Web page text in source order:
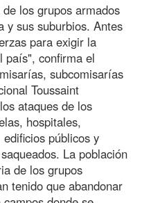
los grupos armados
y sus suburbios. Antes
para exigir la
país", confirma el
subcomisarías
Toussaint
ataques de los
hospitales,
públicos y
La población
de los grupos
tenido que abandonar